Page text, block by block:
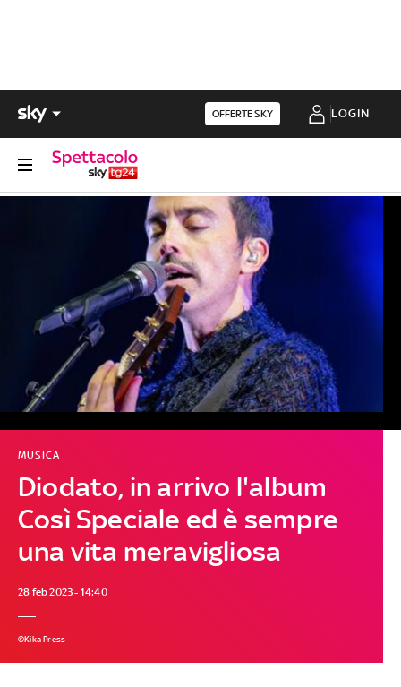
OFFERTE SKY LOGIN
Diodato, in arrivo l'album
Così Speciale ed è sempre
una vita meravigliosa
MUSICA
28 feb 2023 - 14:40
©Kika Press